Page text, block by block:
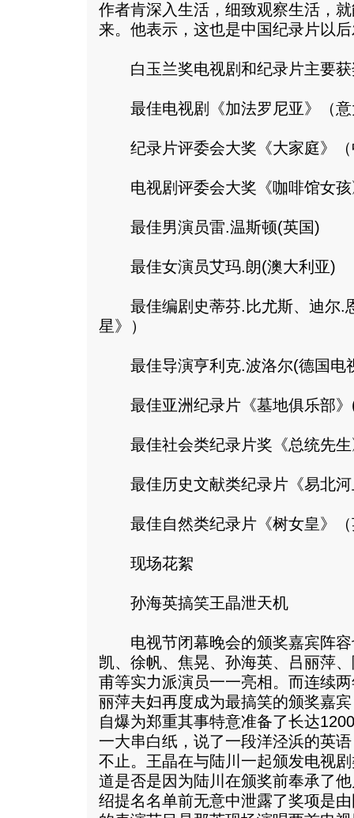
作者肯深入生活，细致观察生活，
来。他表示，这也是中国纪录片以
白玉兰奖电视剧和纪录片主要获
最佳电视剧《加法罗尼亚》（意
纪录片评委会大奖《大家庭》（
电视剧评委会大奖《咖啡馆女孩
最佳男演员雷.温斯顿(英国)
最佳女演员艾玛.朗(澳大利亚)
最佳编剧史蒂芬.比尤斯、迪尔.
星》）
最佳导演亨利克.波洛尔(德国电
最佳亚洲纪录片《墓地俱乐部》
最佳社会类纪录片奖《总统先生
最佳历史文献类纪录片《易北河
最佳自然类纪录片《树女皇》（
现场花絮
孙海英搞笑王晶泄天机
电视节闭幕晚会的颁奖嘉宾阵容
凯、徐帆、焦晃、孙海英、吕丽萍
甫等实力派演员一一亮相。而连续
丽萍夫妇再度成为最搞笑的颁奖嘉
自爆为郑重其事特意准备了长达
一大串白纸，说了一段洋泾浜的英
不止。王晶在与陆川一起颁发电视
道是否是因为陆川在颁奖前奉承了
绍提名名单前无意中泄露了奖项是